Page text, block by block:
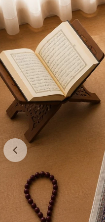
0 numaralı medyayı